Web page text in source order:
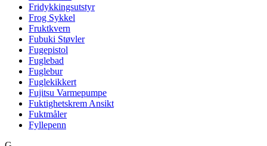
Fridykkingsutstyr
Frog Sykkel
Fruktkvern
Fubuki Støvler
Fugepistol
Fuglebad
Fuglebur
Fuglekikkert
Fujitsu Varmepumpe
Fuktighetskrem Ansikt
Fuktmåler
Fyllepenn